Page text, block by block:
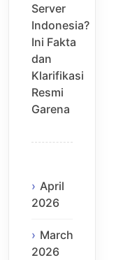
Server
Indonesia?
Ini Fakta
dan
Klarifikasi
Resmi
Garena
April
2026
March
2026